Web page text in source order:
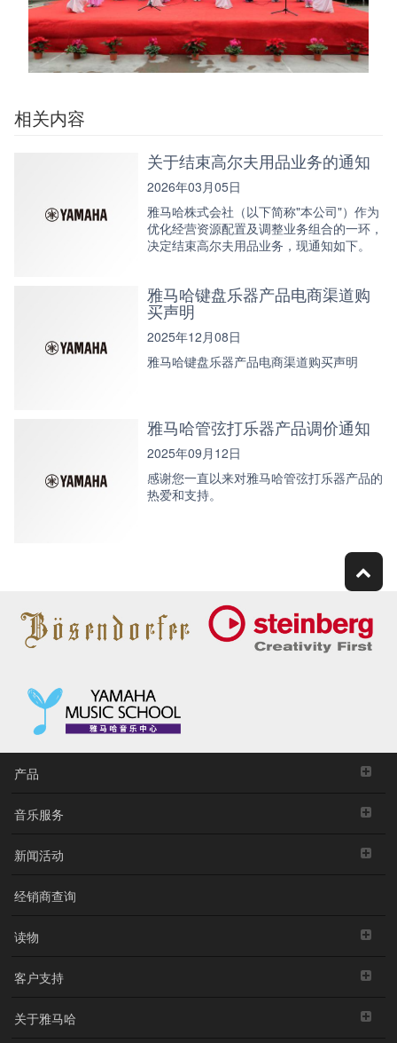
相关内容
关于结束高尔夫用品业务的通知
2026年03月05日
雅马哈株式会社（以下简称"本公司"）作为
优化经营资源配置及调整业务组合的一环，
决定结束高尔夫用品业务，现通知如下。
雅马哈键盘乐器产品电商渠道购
买声明
2025年12月08日
雅马哈键盘乐器产品电商渠道购买声明
雅马哈管弦打乐器产品调价通知
2025年09月12日
感谢您一直以来对雅马哈管弦打乐器产品的
热爱和支持。
产品
音乐服务
新闻活动
经销商查询
读物
客户支持
关于雅马哈